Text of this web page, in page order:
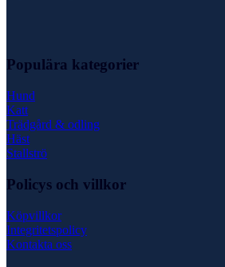
Populära kategorier
Hund
Katt
Trädgård & odling
Häst
Stallströ
Policys och villkor
Köpvillkor
Integritetspolicy
Kontakta oss